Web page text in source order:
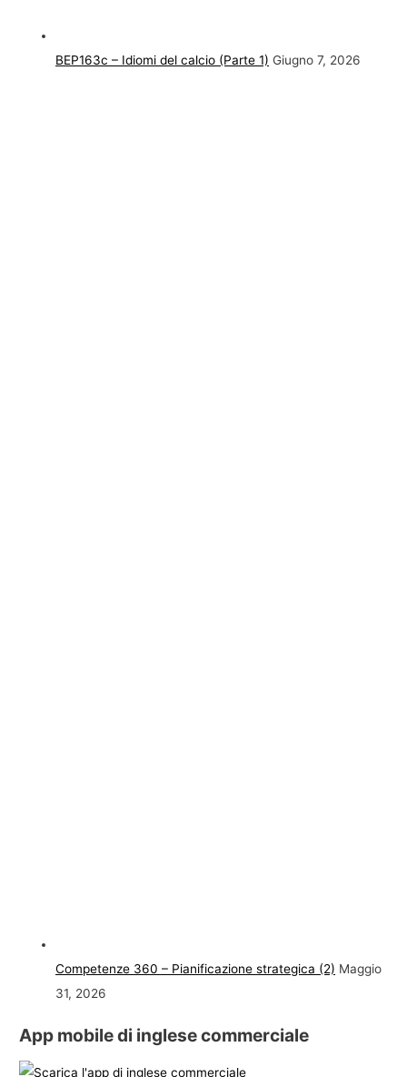
BEP163c – Idiomi del calcio (Parte 1) Giugno 7, 2026
Competenze 360 – Pianificazione strategica (2) Maggio
31, 2026
App mobile di inglese commerciale